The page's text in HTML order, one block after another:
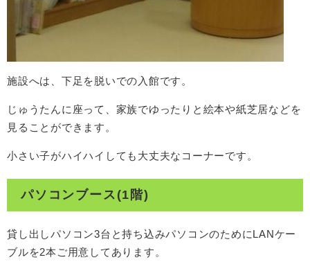
施設へは、下足を脱いでの入館です。
じゅうたんに座って、家族でゆったりと絵本や紙芝居などを
見ることができます。
小さい子がハイハイしても大丈夫なコーナーです。
パソコンブース(1階)
貸し出しパソコン3台と持ち込みパソコンのためにLANケー
ブルを2本ご用意してあります。